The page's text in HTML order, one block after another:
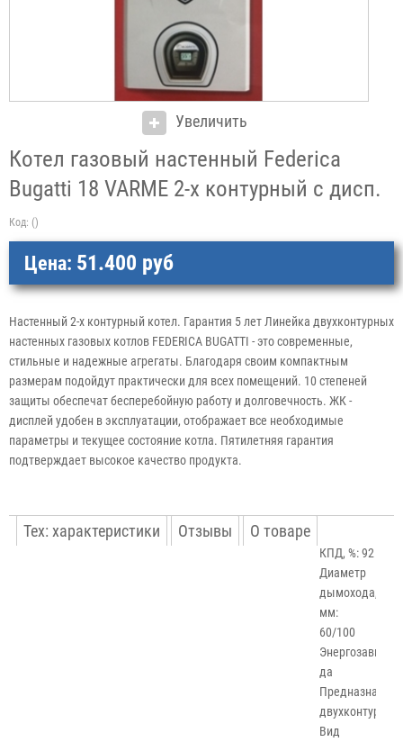
Увеличить
Котел газовый настенный Federica
Bugatti 18 VARME 2-х контурный с дисп.
Код: ()
Цена: 51.400 руб
Настенный 2-х контурный котел. Гарантия 5 лет Линейка двухконтурных
настенных газовых котлов FEDERICA BUGATTI - это современные,
стильные и надежные агрегаты. Благодаря своим компактным
размерам подойдут практически для всех помещений. 10 степеней
защиты обеспечат бесперебойную работу и долговечность. ЖК -
дисплей удобен в эксплуатации, отображает все необходимые
параметры и текущее состояние котла. Пятилетняя гарантия
подтверждает высокое качество продукта.
Тех: характеристики Отзывы О товаре
КПД, %: 92
Диаметр
дымохода,
мм:
60/100
да
двухконтурный
Вид